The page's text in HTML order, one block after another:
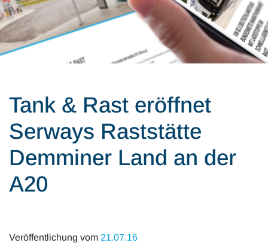
Partner
Alle Artikel
Mobilität & Verkehr
Innovation & Arbeit
Karriere
Tank & Rast eröffnet
Serways Raststätte
Demminer Land an der
A20
Veröffentlichung vom 21.07.16